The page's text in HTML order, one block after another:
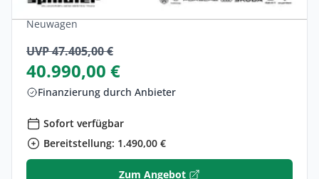
Hybrid •Automatik •
203 PS (150 kW)
Neuwagen
UVP 47.405,00 €
40.990,00 €
Finanzierung durch Anbieter
Sofort verfügbar
Bereitstellung: 1.490,00 €
Zum Angebot